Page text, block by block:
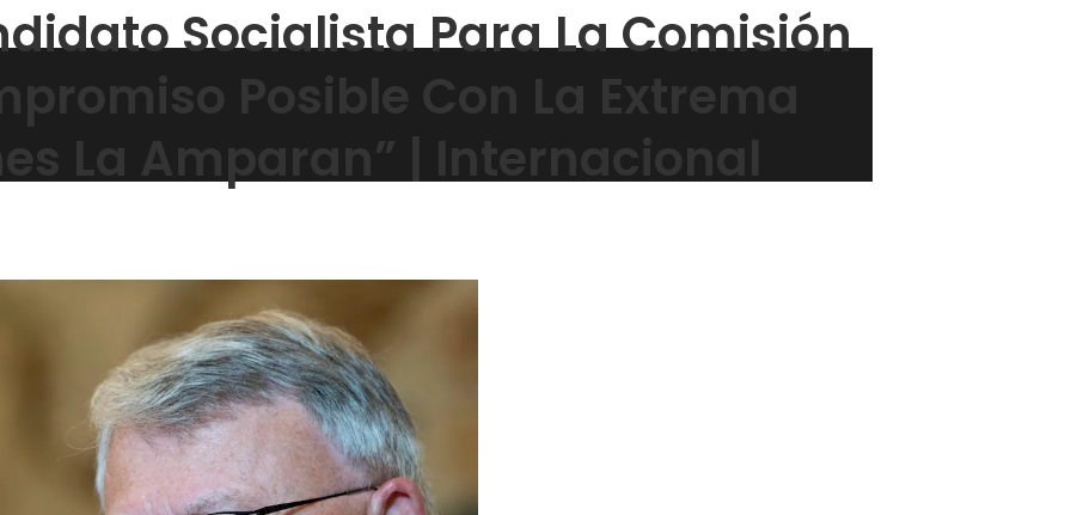
Socialista Para La Comisión
Posible Con La Extrema
La Amparan” | Internacional